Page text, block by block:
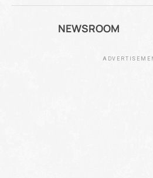
NEWSROOM